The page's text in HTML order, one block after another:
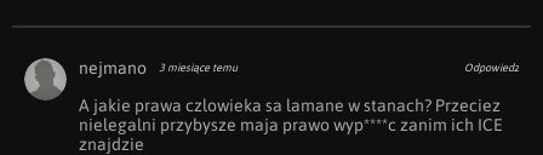
nejmano 3 miesiące temu Odpowiedz
A jakie prawa czlowieka sa lamane w stanach? Przeciez
nielegalni przybysze maja prawo wyp****c zanim ich ICE
znajdzie